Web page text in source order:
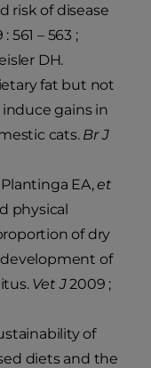
risk of disease
561 – 563 ;
DH.
fat but not
gains in
cats. Br J
Plantinga EA,et
physical
of dry
of
Vet J2009 ;
of
diets and the